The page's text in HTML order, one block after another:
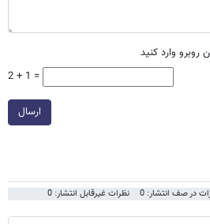
وارد کنید
2 + 1 =
ارسال
در صف انتشار: 0 نظرات غیرقابل انتشار: 0